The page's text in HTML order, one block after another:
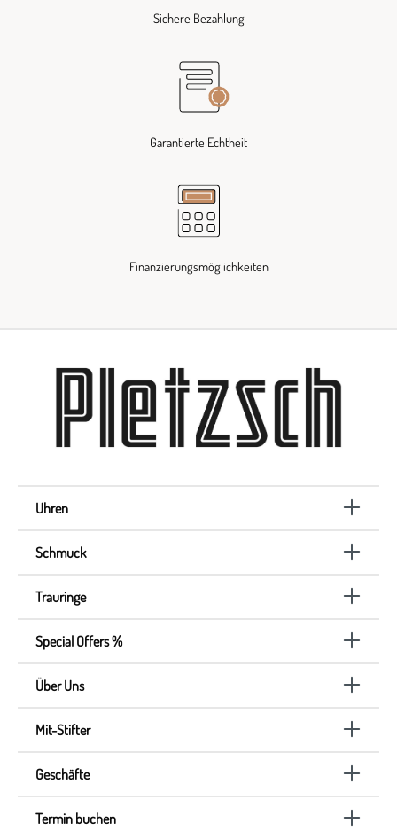
Sichere Bezahlung
Garantierte Echtheit
Finanzierungsmöglichkeiten
Uhren
Schmuck
Trauringe
Special Offers %
Über Uns
Mit-Stifter
Geschäfte
Termin buchen